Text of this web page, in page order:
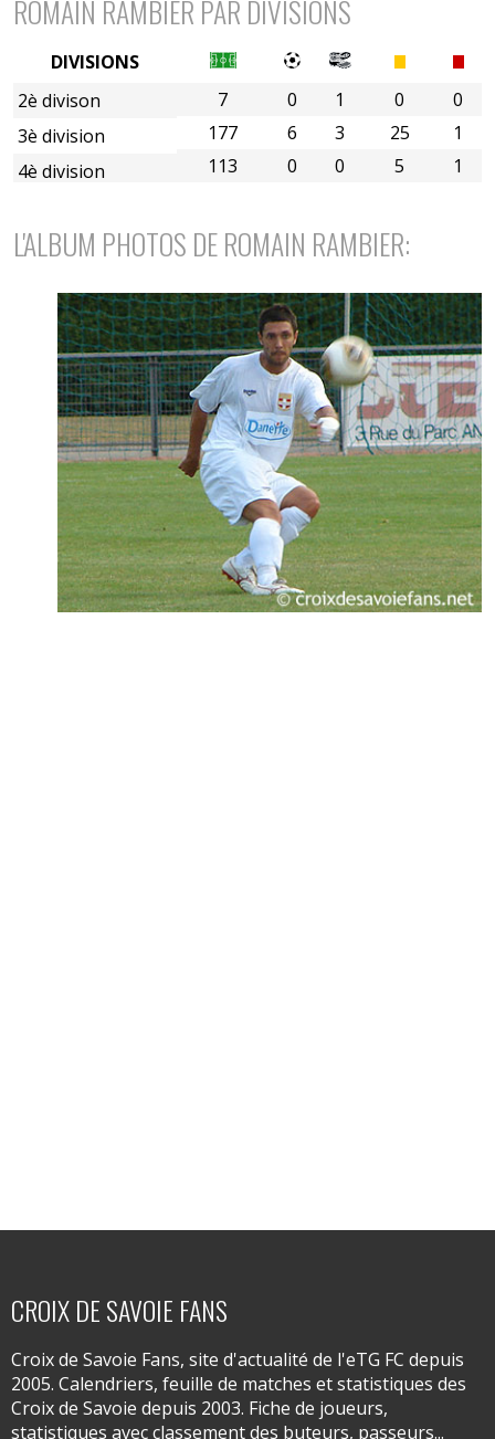
ROMAIN RAMBIER PAR DIVISIONS
7 0 1 0
0
177
6 3 25
1
113
0 0 5 1
DIVISIONS
2è divison
3è division
4è division
L'ALBUM PHOTOS DE ROMAIN RAMBIER:
CROIX DE SAVOIE FANS
Croix de Savoie Fans, site d'actualité de l'eTG FC depuis
2005. Calendriers, feuille de matches et statistiques des
Croix de Savoie depuis 2003. Fiche de joueurs,
statistiques avec classement des buteurs, passeurs...